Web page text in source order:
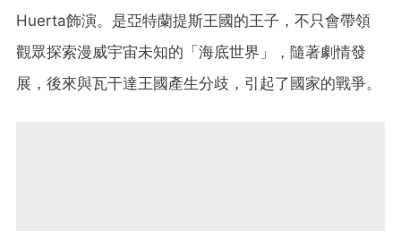
Huerta飾演。是亞特蘭提斯王國的王子，不只會帶領
觀眾探索漫威宇宙未知的「海底世界」，隨著劇情發
展，後來與瓦干達王國產生分歧，引起了國家的戰爭。